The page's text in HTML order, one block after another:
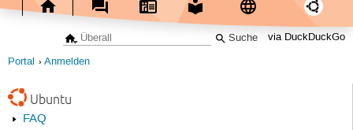
via DuckDuckGo
Portal Anmelden
Ubuntu
FAQ